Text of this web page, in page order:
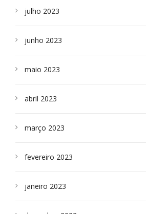
julho 2023
junho 2023
maio 2023
abril 2023
março 2023
fevereiro 2023
janeiro 2023